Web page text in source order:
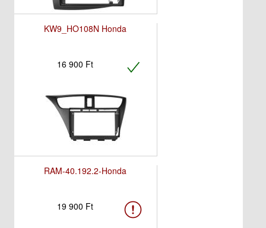
KW9_HO108N Honda
16 900 Ft
RAM-40.192.2-Honda
19 900 Ft